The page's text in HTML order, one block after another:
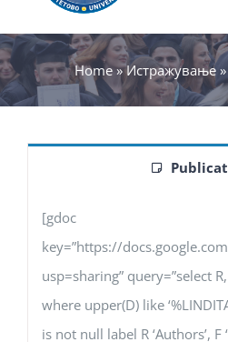
Home»Истражување »
[gdoc
key=”https://
usp=sharing” query=”select
where upper(D) like
is not null label R ‘Authors’, F